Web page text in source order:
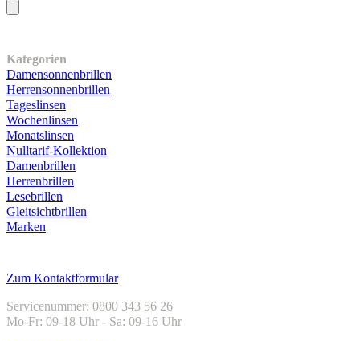
Kategorien
Damensonnenbrillen
Herrensonnenbrillen
Tageslinsen
Wochenlinsen
Monatslinsen
Nulltarif-Kollektion
Damenbrillen
Herrenbrillen
Lesebrillen
Gleitsichtbrillen
Marken
Zum Kontaktformular
Servicenummer: 0800 343 56 26
Mo-Fr: 09-18 Uhr - Sa: 09-16 Uhr